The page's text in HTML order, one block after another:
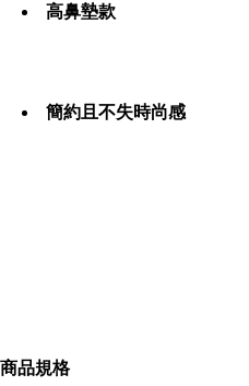
高鼻墊款
簡約且不失時尚感
商品規格